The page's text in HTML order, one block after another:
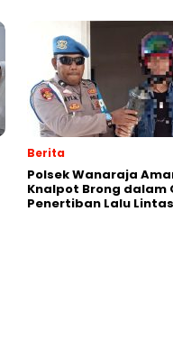
Berita
Polsek Wanaraja
Knalpot Brong dalam
Penertiban Lalu Lintas